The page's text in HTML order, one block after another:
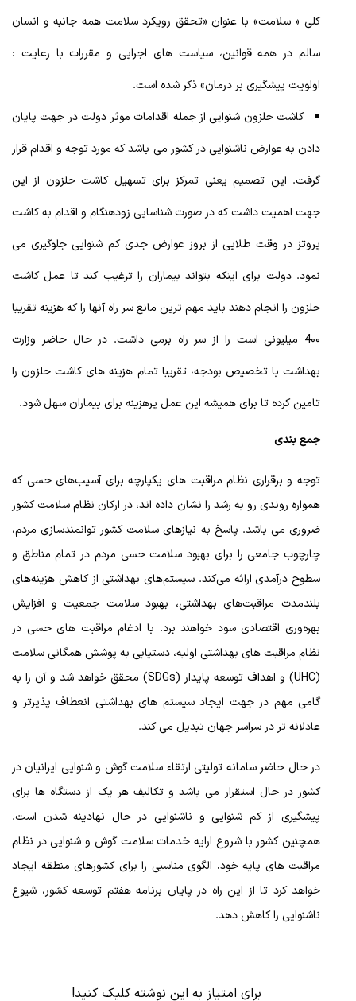
کلی « سلامت» با عنوان «تحقق رویکرد سلامت همه جانبه و انسان
سالم در همه قوانین، سیاست های اجرایی و مقررات با رعایت :
اولویت پیشگیری بر درمان» ذکر شده است.
کاشت حلزون شنوایی از جمله اقدامات موثر دولت در جهت پایان
دادن به عوارض ناشنوایی در کشور می باشد که مورد توجه و اقدام قرار
گرفت. این تصمیم یعنی تمرکز برای تسهیل کاشت حلزون از این
جهت اهمیت داشت که در صورت شناسایی زودهنگام و اقدام به کاشت
پروتز در وقت طلایی از بروز عوارض جدی کم شنوایی جلوگیری می
نمود. دولت برای اینکه بتواند بیماران را ترغیب کند تا عمل کاشت
حلزون را انجام دهند باید مهم ترین مانع سر راه آنها را که هزینه تقریبا
4۰۰ میلیونی است را از سر راه برمی داشت. در حال حاضر وزارت
بهداشت با تخصیص بودجه، تقریبا تمام هزینه های کاشت حلزون را
تامین کرده تا برای همیشه این عمل پرهزینه برای بیماران سهل شود.
جمع بندی
توجه و برقراری نظام مراقبت های یکپارچه برای آسیب‌های حسی که
همواره روندی رو به رشد را نشان داده اند، در ارکان نظام سلامت کشور
ضروری می باشد. پاسخ به نیازهای سلامت کشور توانمندسازی مردم،
چارچوب جامعی را برای بهبود سلامت حسی مردم در تمام مناطق و
سطوح درآمدی ارائه می‌کند. سیستم‌های بهداشتی از کاهش هزینه‌های
بلندمدت مراقبت‌های بهداشتی، بهبود سلامت جمعیت و افزایش
بهره‌وری اقتصادی سود خواهند برد. با ادغام مراقبت های حسی در
نظام مراقبت های بهداشتی اولیه، دستیابی به پوشش همگانی سلامت
(UHC) و اهداف توسعه پایدار (SDGs) محقق خواهد شد و آن را به
گامی مهم در جهت ایجاد سیستم های بهداشتی انعطاف پذیرتر و
عادلانه تر در سراسر جهان تبدیل می کند.
در حال حاضر سامانه تولیتی ارتقاء سلامت گوش و شنوایی ایرانیان در
کشور در حال استقرار می باشد و تکالیف هر یک از دستگاه ها برای
پیشگیری از کم شنوایی و ناشنوایی در حال نهادینه شدن است.
همچنين کشور با شروع ارایه خدمات سلامت گوش و شنوایی در نظام
مراقبت های پایه خود، الگوی مناسبی را برای کشورهای منطقه ایجاد
خواهد کرد تا از این راه در پایان برنامه هفتم توسعه کشور، شیوع
ناشنوایی را کاهش دهد.
برای امتیاز به این نوشته کلیک کنید!